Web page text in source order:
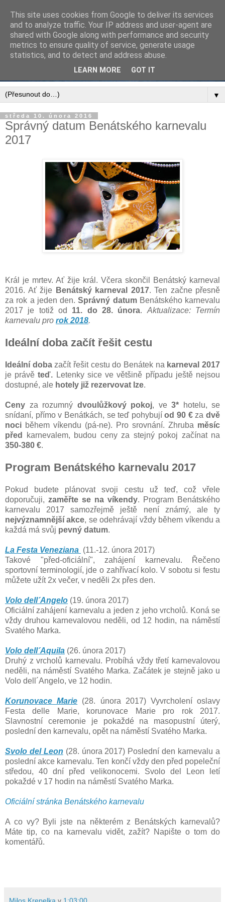
▼
středa 10. února 2016
Správný datum Benátského karnevalu
2017
Král je mrtev. Ať žije král. Včera skončil Benátský karneval
2016. Ať žije Benátský karneval 2017. Ten začne přesně
za rok a jeden den.Správný datumBenátského karnevalu
2017 je totiž od 11. do 28. února. Aktualizace: Termín
karnevalu pro rok 2018.
Ideální doba začít řešit cestu
Ideální dobazačít řešit cestu do Benátek na karneval 2017
je právě teď. Letenky sice ve většině případu ještě nejsou
dostupné, ale hotely již rezervovat lze.
Ceny za rozumný dvoulůžkový pokoj, ve 3* hotelu, se
snídaní, přímo v Benátkách, se teď pohybujíod 90 €zadvě
noci během víkendu (pá-ne). Pro srovnání. Zhruba měsíc
před
karnevalem, budou ceny za stejný pokoj začínat na
350-380 €.
Program Benátského karnevalu 2017
Pokud budete plánovat svoji cestu už teď, což vřele
doporučuji, zaměřte se na víkendy. Program Benátského
karnevalu 2017 samozřejmě ještě není známý, ale ty
nejvýznamnější akce, se odehrávají vždy během víkendu a
každá má svůj pevný datum.
La Festa Veneziana (11.-12. února 2017)
Takové "před-oficiální", zahájení karnevalu. Řečeno
sportovní terminologií, jde o zahřívací kolo. V sobotu si festu
můžete užít 2x večer, v neděli 2x přes den.
Volo dell´Angelo (19. února 2017)
Oficiální zahájení karnevalu a jeden z jeho vrcholů. Koná se
vždy druhou karnevalovou neděli, od 12 hodin, na náměstí
Svatého Marka.
Volo dell´Aquila (26. února 2017)
Druhý z vrcholů karnevalu. Probíhá vždy třetí karnevalovou
neděli, na náměstí Svatého Marka. Začátek je stejně jako u
Volo dell´Angelo, ve 12 hodin.
Korunovace Marie (28. února 2017) Vyvrcholení oslavy
Festa delle Marie, korunovace Marie pro rok 2017.
Slavnostní ceremonie je pokaždé na masopustní úterý,
poslední den karnevalu, opět na náměstí Svatého Marka.
Svolo del Leon (28. února 2017) Poslední den karnevalu a
poslední akce karnevalu. Ten končí vždy den před popeleční
středou, 40 dní před velikonocemi. Svolo del Leon letí
pokaždé v 17 hodin na náměstí Svatého Marka.
Oficiální stránka Benátského karnevalu
A co vy? Byli jste na některém z Benátských karnevalů?
Máte tip, co na karnevalu vidět, zažít? Napište o tom do
komentářů.
This site uses cookies from Google to deliver its services
and to analyze traffic. Your IP address and user-agent are
shared with Google along with performance and security
metrics to ensure quality of service, generate usage
statistics, and to detect and address abuse.
LEARN MORE GOT IT